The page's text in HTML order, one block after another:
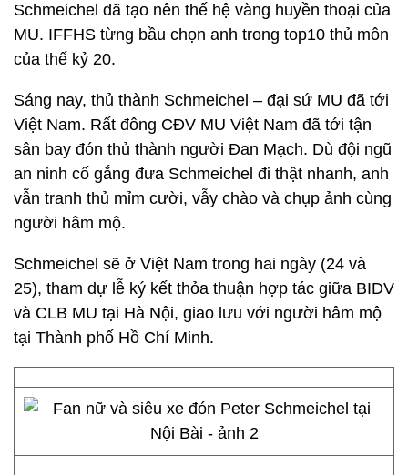
Schmeichel đã tạo nên thế hệ vàng huyền thoại của
MU. IFFHS từng bầu chọn anh trong top10 thủ môn
của thế kỷ 20.
Sáng nay, thủ thành Schmeichel – đại sứ MU đã tới
Việt Nam. Rất đông CĐV MU Việt Nam đã tới tận
sân bay đón thủ thành người Đan Mạch. Dù đội ngũ
an ninh cố gắng đưa Schmeichel đi thật nhanh, anh
vẫn tranh thủ mỉm cười, vẫy chào và chụp ảnh cùng
người hâm mộ.
Schmeichel sẽ ở Việt Nam trong hai ngày (24 và
25), tham dự lễ ký kết thỏa thuận hợp tác giữa BIDV
và CLB MU tại Hà Nội, giao lưu với người hâm mộ
tại Thành phố Hồ Chí Minh.